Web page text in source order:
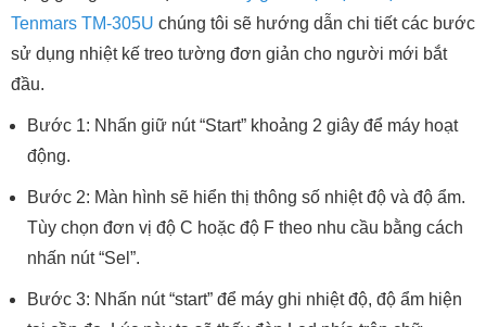
Tenmars TM-305U chúng tôi sẽ hướng dẫn chi tiết các bước
sử dụng nhiệt kế treo tường đơn giản cho người mới bắt
đầu.
Bước 1: Nhấn giữ nút “Start” khoảng 2 giây để máy hoạt
động.
Bước 2: Màn hình sẽ hiển thị thông số nhiệt độ và độ ẩm.
Tùy chọn đơn vị độ C hoặc độ F theo nhu cầu bằng cách
nhấn nút “Sel”.
Bước 3: Nhấn nút “start” để máy ghi nhiệt độ, độ ẩm hiện